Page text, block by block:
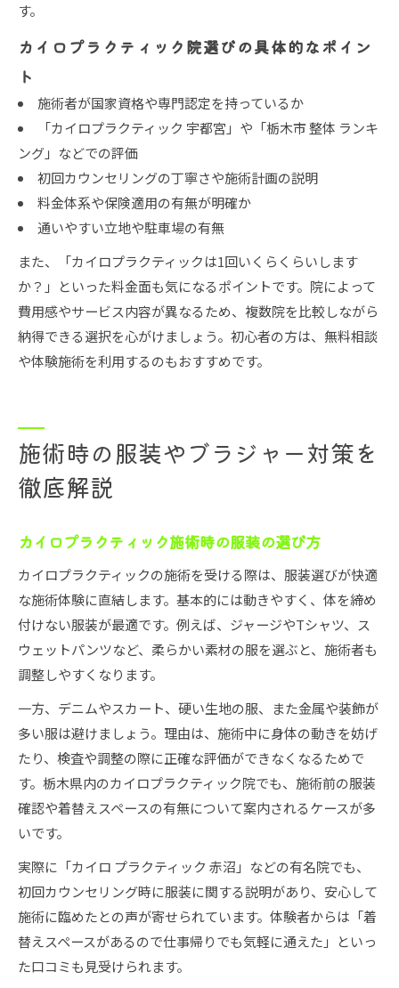
す。
カイロプラクティック院選びの具体的なポイン
ト
施術者が国家資格や専門認定を持っているか
「カイロプラクティック 宇都宮」や「栃木市 整体 ランキ
ング」などでの評価
初回カウンセリングの丁寧さや施術計画の説明
料金体系や保険適用の有無が明確か
通いやすい立地や駐車場の有無
また、「カイロプラクティックは1回いくらくらいします
か？」といった料金面も気になるポイントです。院によって
費用感やサービス内容が異なるため、複数院を比較しながら
納得できる選択を心がけましょう。初心者の方は、無料相談
や体験施術を利用するのもおすすめです。
施術時の服装やブラジャー対策を
徹底解説
カイロプラクティック施術時の服装の選び方
カイロプラクティックの施術を受ける際は、服装選びが快適
な施術体験に直結します。基本的には動きやすく、体を締め
付けない服装が最適です。例えば、ジャージやTシャツ、ス
ウェットパンツなど、柔らかい素材の服を選ぶと、施術者も
調整しやすくなります。
一方、デニムやスカート、硬い生地の服、また金属や装飾が
多い服は避けましょう。理由は、施術中に身体の動きを妨げ
たり、検査や調整の際に正確な評価ができなくなるためで
す。栃木県内のカイロプラクティック院でも、施術前の服装
確認や着替えスペースの有無について案内されるケースが多
いです。
実際に「カイロ プラクティック 赤沼」などの有名院でも、
初回カウンセリング時に服装に関する説明があり、安心して
施術に臨めたとの声が寄せられています。体験者からは「着
替えスペースがあるので仕事帰りでも気軽に通えた」といっ
た口コミも見受けられます。